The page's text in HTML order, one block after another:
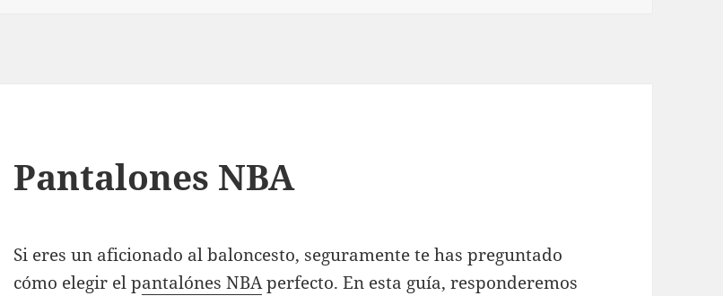
Pantalones NBA
Si eres un aficionado al baloncesto, seguramente te has preguntado
cómo elegir el pantalónes NBAperfecto. En esta guía, responderemos